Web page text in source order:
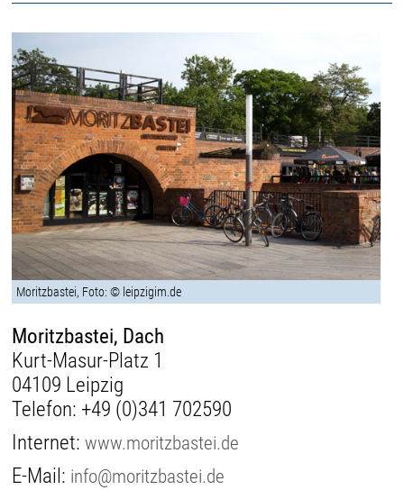
Moritzbastei, Foto: © leipzigim.de
Moritzbastei, Dach
Kurt-Masur-Platz 1
04109 Leipzig
Telefon: +49 (0)341 702590
Internet:www.moritzbastei.de
E-Mail: info@moritzbastei.de